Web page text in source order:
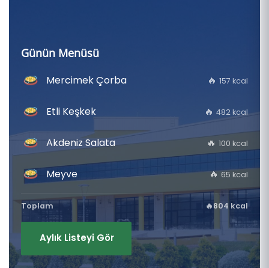
Günün Menüsü
Mercimek Çorba 🔥 157 kcal
Etli Keşkek 🔥 482 kcal
Akdeniz Salata 🔥 100 kcal
Meyve 🔥65 kcal
Toplam 🔥804 kcal
Aylık Listeyi Gör